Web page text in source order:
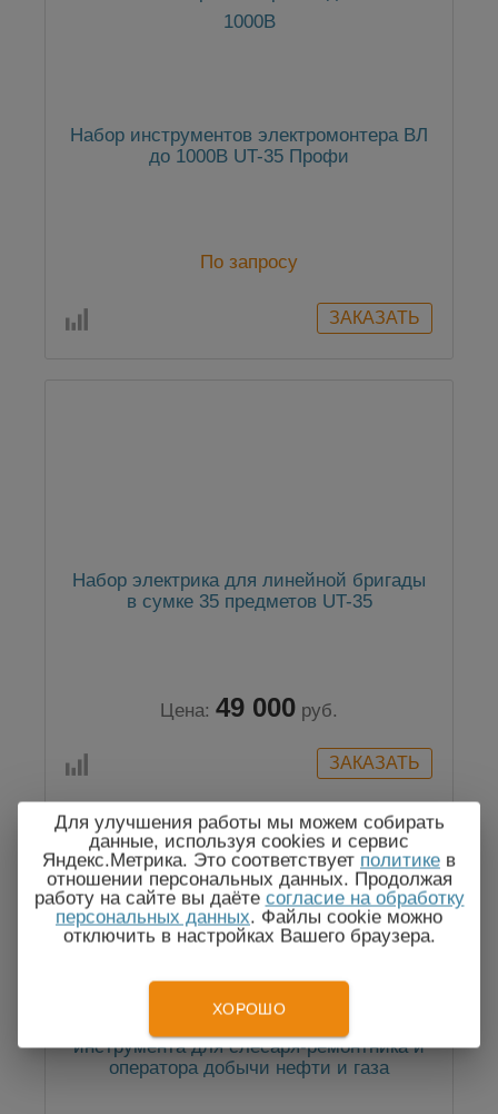
Набор инструментов электромонтера ВЛ
до 1000В UT-35 Профи
По запросу
Набор электрика для линейной бригады
в сумке 35 предметов UT-35
Цена: 49 000 руб.
инструмента для слесаря-ремонтника и
оператора добычи нефти и газа
Для улучшения работы мы можем собирать
данные, используя cookies и сервис
Яндекс.Метрика. Это соответствует политике в
отношении персональных данных. Продолжая
работу на сайте вы даёте согласие на обработку
персональных данных. Файлы cookie можно
отключить в настройках Вашего браузера.
ХОРОШО